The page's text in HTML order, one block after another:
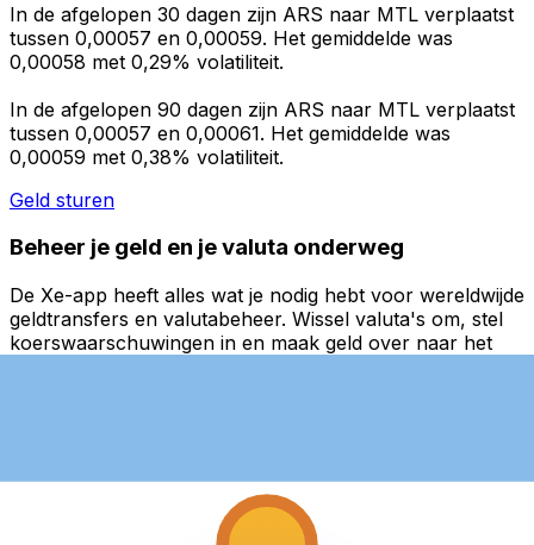
In de afgelopen 30 dagen zijn ARS naar MTL verplaatst
tussen 0,00057 en 0,00059. Het gemiddelde was
0,00058 met 0,29% volatiliteit.
In de afgelopen 90 dagen zijn ARS naar MTL verplaatst
tussen 0,00057 en 0,00061. Het gemiddelde was
0,00059 met 0,38% volatiliteit.
Geld sturen
Beheer je geld en je valuta onderweg
De Xe-app heeft alles wat je nodig hebt voor wereldwijde
geldtransfers en valutabeheer. Wissel valuta's om, stel
koerswaarschuwingen in en maak geld over naar het